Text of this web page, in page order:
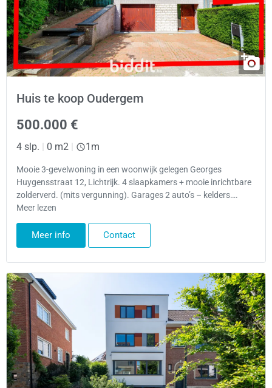
Huis te koop Oudergem
500.000 €
4 slp. 0 m2 1m
Mooie 3-gevelwoning in een woonwijk gelegen Georges
Huygensstraat 12, Lichtrijk. 4 slaapkamers + mooie inrichtbare
zolderverd. (mits vergunning). Garages 2 auto’s – kelders….
Meer lezen
Meer info Contact